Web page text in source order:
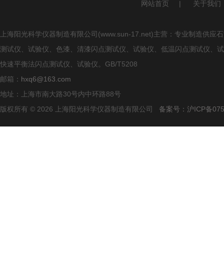
网站首页 | 关于我们
上海阳光科学仪器制造有限公司(www.sun-17.net)主营：专业制造供
测试仪、试验仪、色漆、清漆闪点测试仪、试验仪、低温闪点测试仪、
快速平衡法闪点测试仪、试验仪。GB/T5208
邮箱： hxq6@163.com
地址：上海市南大路30号内中环路88号
版权所有 © 2026 上海阳光科学仪器制造有限公司 备案号：沪ICP备